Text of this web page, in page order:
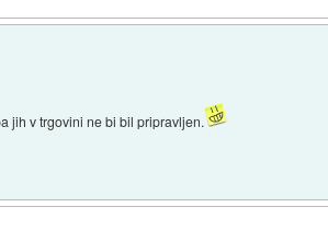
jih v trgovini ne bi bil pripravljen.